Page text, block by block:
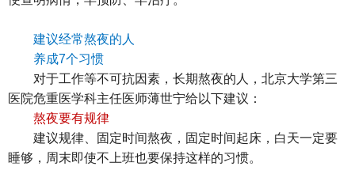
建议经常熬夜的人
养成7个习惯
对于工作等不可抗因素，长期熬夜的人，北京大学第三
医院危重医学科主任医师薄世宁给以下建议：
熬夜要有规律
建议规律、固定时间熬夜，固定时间起床，白天一定要
睡够，周末即使不上班也要保持这样的习惯。